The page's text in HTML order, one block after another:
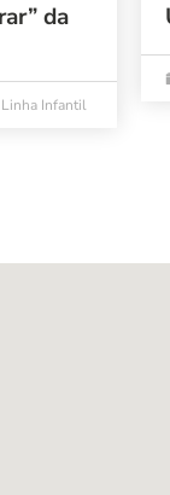
da
Linha Infantil